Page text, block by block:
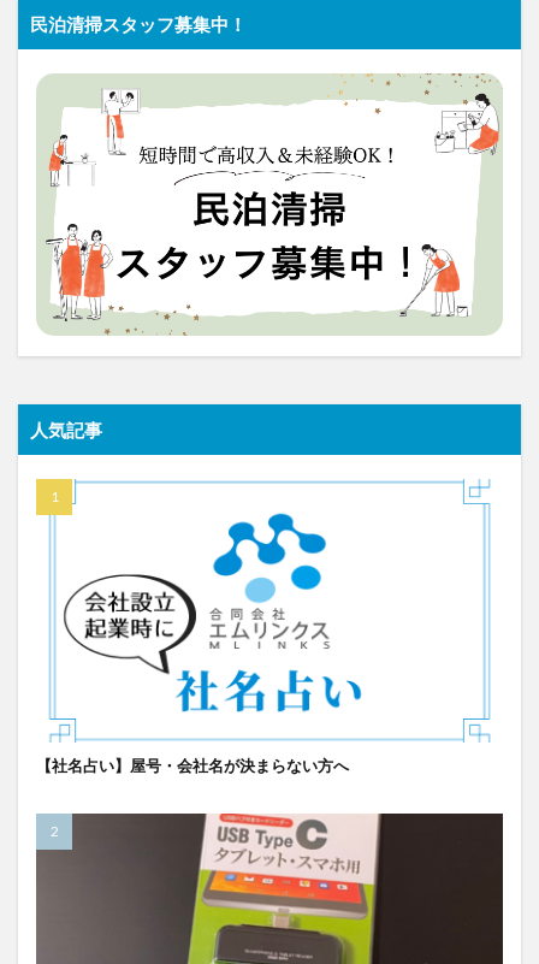
民泊清掃スタッフ募集中！
人気記事
【社名占い】屋号・会社名が決まらない方へ